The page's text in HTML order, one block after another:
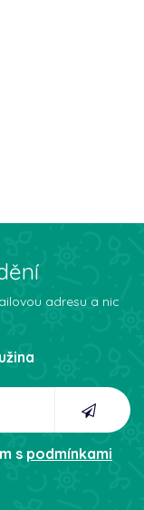
adresu a nic
s podmínkami